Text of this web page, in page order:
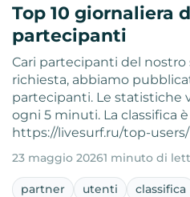
Top 10 giornaliera
partecipanti
Cari partecipanti del nostro
richiesta, abbiamo
partecipanti. Le statistiche
ogni 5 minuti. La classifica
https://livesurf.ru/top-
23 maggio 20261 minuto di
partner utenti classifica